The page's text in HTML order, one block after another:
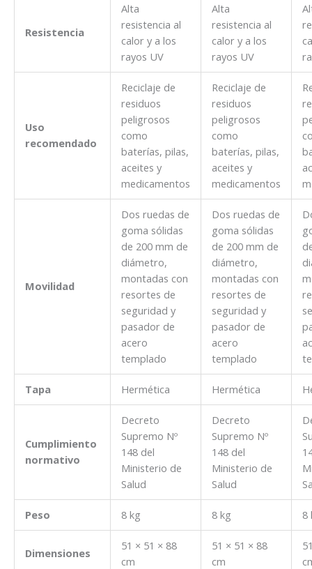
Resistencia
Alta
resistencia al
calor y a los
rayos UV
Alta
resistencia al
calor y a los
rayos UV
Uso
recomendado
Reciclaje de
residuos
peligrosos
como
baterías, pilas,
aceites y
medicamentos
Reciclaje de
residuos
peligrosos
como
baterías, pilas,
aceites y
medicamentos
Movilidad
Dos ruedas de
goma sólidas
de 200 mm de
diámetro,
montadas con
resortes de
seguridad y
pasador de
acero
templado
Dos ruedas de
goma sólidas
de 200 mm de
diámetro,
montadas con
resortes de
seguridad y
pasador de
acero
templado
Tapa Hermética Hermética
Cumplimiento
normativo
Decreto
Supremo Nº
148 del
Ministerio de
Salud
Decreto
Supremo Nº
148 del
Ministerio de
Salud
Peso 8 kg 8 kg 8
Dimensiones
51 × 51 × 88
cm
51 × 51 × 88
cm